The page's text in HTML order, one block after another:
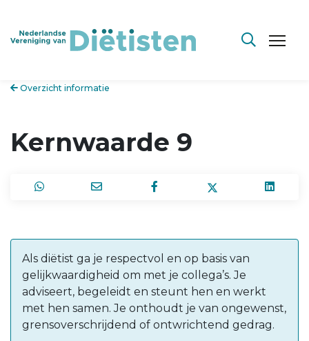
Overzicht informatie
Kernwaarde 9
Als diëtist ga je respectvol en op basis van
gelijkwaardigheid om met je collega’s. Je
adviseert, begeleidt en steunt hen en werkt
met hen samen. Je onthoudt je van ongewenst,
grensoverschrijdend of ontwrichtend gedrag.